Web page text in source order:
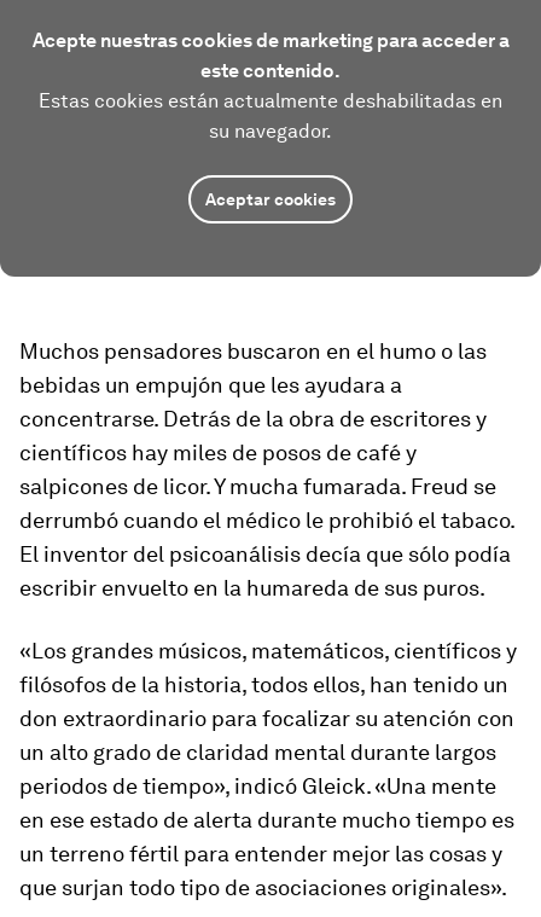
Acepte nuestras cookies de marketing para acceder a
este contenido.
Estas cookies están actualmente deshabilitadas en
su navegador.
Aceptar cookies
Muchos pensadores buscaron en el humo o las
bebidas un empujón que les ayudara a
concentrarse. Detrás de la obra de escritores y
científicos hay miles de posos de café y
salpicones de licor. Y mucha fumarada. Freud se
derrumbó cuando el médico le prohibió el tabaco.
El inventor del psicoanálisis decía que sólo podía
escribir envuelto en la humareda de sus puros.
«Los grandes músicos, matemáticos, científicos y
filósofos de la historia, todos ellos, han tenido un
don extraordinario para focalizar su atención con
un alto grado de claridad mental durante largos
periodos de tiempo», indicó Gleick. «Una mente
en ese estado de alerta durante mucho tiempo es
un terreno fértil para entender mejor las cosas y
que surjan todo tipo de asociaciones originales».